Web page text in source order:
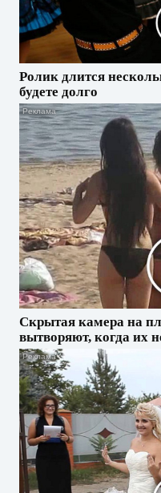
Ролик длится
будете долго
Скрытая камера на
вытворяют, когда их